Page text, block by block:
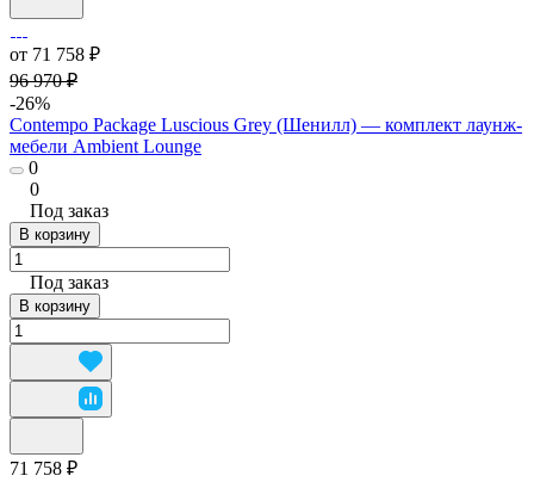
от 71 758 ₽
96 970 ₽
-26%
Contempo Package Luscious Grey (Шенилл) — комплект лаунж-
мебели Ambient Lounge
0
0
Под заказ
В корзину
Под заказ
В корзину
71 758 ₽